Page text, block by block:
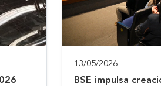
13/05/2026
BSE impulsa